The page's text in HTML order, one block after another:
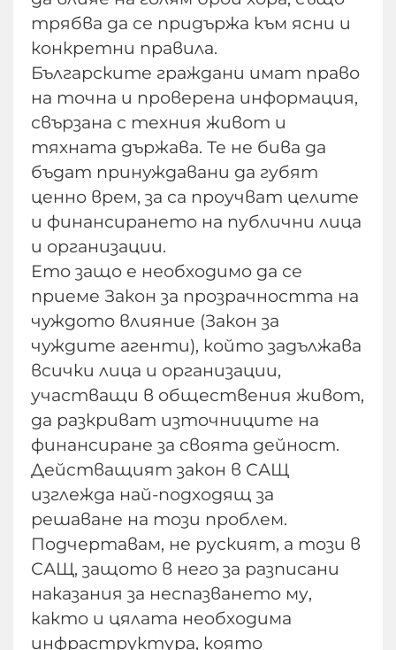
трябва да се придържа към ясни и
конкретни правила.
Българските граждани имат право
на точна и проверена информация,
свързана с техния живот и
тяхната държава. Те не бива да
бъдат принуждавани да губят
ценно врем, за са проучват целите
и финансирането на публични лица
и организации.
Ето защо е необходимо да се
приеме Закон за прозрачността на
чуждото влияние (Закон за
чуждите агенти), който задължава
всички лица и организации,
участващи в обществения живот,
да разкриват източниците на
финансиране за своята дейност.
Действащият закон в САЩ
изглежда най-подходящ за
решаване на този проблем.
Подчертавам, не руският, а този в
САЩ, защото в него за разписани
наказания за неспазването му,
както и цялата необходима
инфраструктура, която